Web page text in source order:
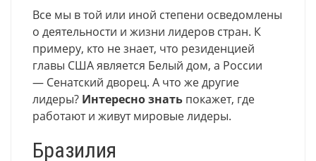
Все мы в той или иной степени осведомлены
о деятельности и жизни лидеров стран. К
примеру, кто не знает, что резиденцией
главы США является Белый дом, а России
— Сенатский дворец. А что же другие
лидеры? Интересно знать покажет, где
работают и живут мировые лидеры.
Бразилия